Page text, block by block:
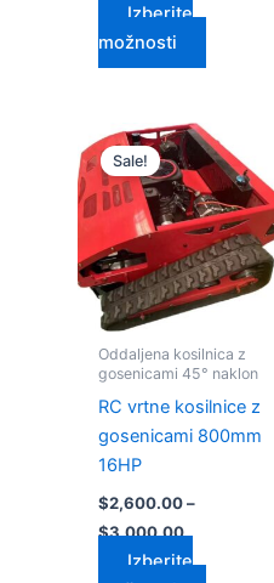
Izberite
možnosti
Sale!
Oddaljena kosilnica z
gosenicami 45° naklon
RC vrtne kosilnice z
gosenicami 800mm
16HP
$2,600.00 –
$3,000.00
Cenovni
razpon:
od
$2,600.00
do
$3,000.00
Izberite
Ta
izdelek
ima
več
različic.
Možnosti
lahko
na
strani
izdelka